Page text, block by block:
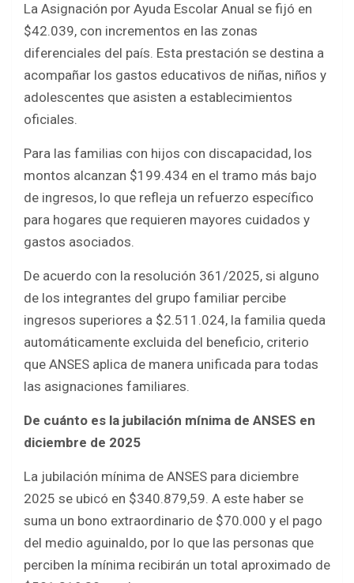
La Asignación por Ayuda Escolar Anual se fijó en
$42.039, con incrementos en las zonas
diferenciales del país. Esta prestación se destina a
acompañar los gastos educativos de niñas, niños y
adolescentes que asisten a establecimientos
oficiales.
Para las familias con hijos con discapacidad, los
montos alcanzan $199.434 en el tramo más bajo
de ingresos, lo que refleja un refuerzo específico
para hogares que requieren mayores cuidados y
gastos asociados.
De acuerdo con la resolución 361/2025, si alguno
de los integrantes del grupo familiar percibe
ingresos superiores a $2.511.024, la familia queda
automáticamente excluida del beneficio, criterio
que ANSES aplica de manera unificada para todas
las asignaciones familiares.
De cuánto es la jubilación mínima de ANSES en
diciembre de 2025
La jubilación mínima de ANSES para diciembre
2025 se ubicó en $340.879,59. A este haber se
suma un bono extraordinario de $70.000 y el pago
del medio aguinaldo, por lo que las personas que
perciben la mínima recibirán un total aproximado de